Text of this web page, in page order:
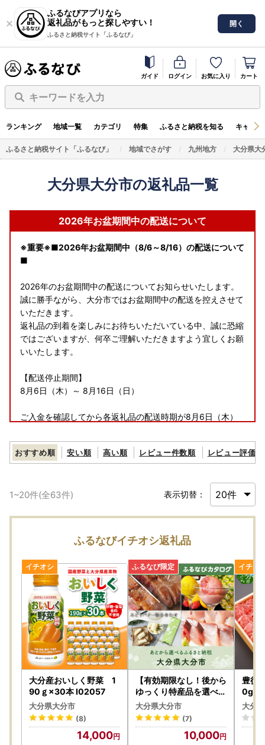
ふるなびアプリなら
返礼品がもっと探しやすい！
ふるさと納税サイト「ふるなび」
開く
ガイド ログイン お気に入り カート
キーワードを入力
ランキング 地域一覧 カテゴリ 特集 ふるさと納税を知る キャン
ふるさと納税サイト「ふるなび」 地域でさがす 九州地方 大分県大
大分県大分市の返礼品一覧
2026年お盆期間中の配送について
※重要※■2026年お盆期間中（8/6～8/16）の配送について
■
2026年のお盆期間中の配送についてお知らせいたします。
誠に勝手ながら、大分市ではお盆期間中の配送を控えさせて
いただきます。
返礼品の到着を楽しみにお待ちいただいている中、誠に恐縮
ではございますが、何卒ご理解いただきますよう宜しくお願
いいたします。
【配送停止期間】
8月6日（木）～ 8月16日（日）
ご入金を確認してから各返礼品の配送時期が8月6日（木）
す。
品については、サイト上に記載している配送時期を超える場
合がございます。予めご了承ください。
※返礼品受取日のご指定は承ることが出来ませんのでご了承
ください。
詳しくはこちらをご覧ください。
おすすめ順 安い順 高い順 レビュー件数順 レビュー評価順
1~20件(全63件) 表示切替：
ふるなびイチオシ返礼品
大分産おいしく野菜 1
90ｇ×30本 I02057
大分県大分市
(8)
14,000
【有効期限なし！後から
ゆっくり特産品を選べる
】大分県大分市カタログ
ポイント
大分県大分市
(7)
10,000
豊後
0g
大分